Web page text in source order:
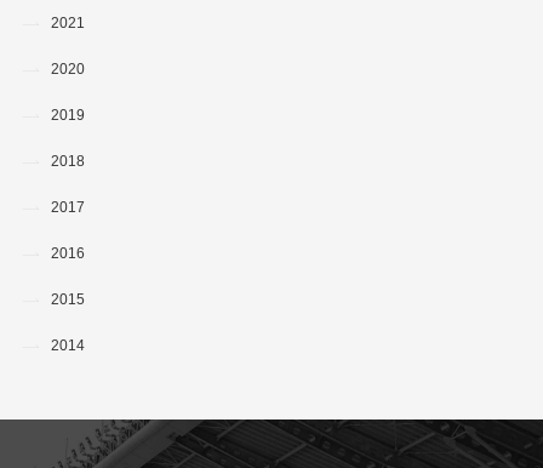
2021
2020
2019
2018
2017
2016
2015
2014